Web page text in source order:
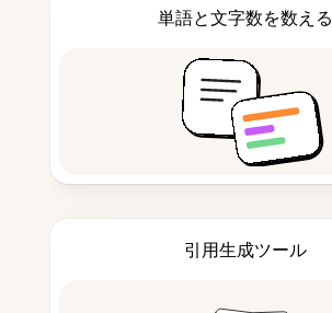
単語と文字数を数える
引用生成ツール